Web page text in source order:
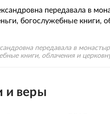
передавала в
книги, облачения и
и веры